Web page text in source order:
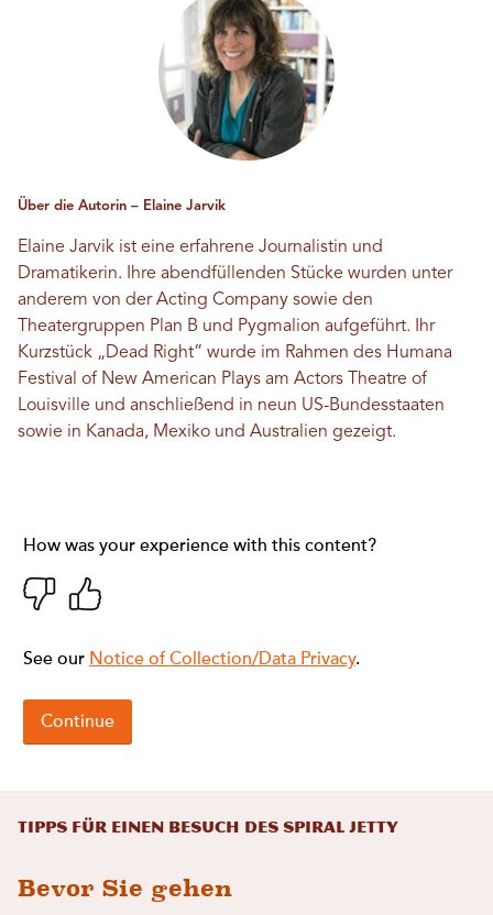
Über die Autorin – Elaine Jarvik
Elaine Jarvik ist eine erfahrene Journalistin und
Dramatikerin. Ihre abendfüllenden Stücke wurden unter
anderem von der Acting Company sowie den
Theatergruppen Plan B und Pygmalion aufgeführt. Ihr
Kurzstück „Dead Right“ wurde im Rahmen des Humana
Festival of New American Plays am Actors Theatre of
Louisville und anschließend in neun US-Bundesstaaten
sowie in Kanada, Mexiko und Australien gezeigt.
Tipps für einen Besuch des Spiral Jetty
Bevor Sie gehen